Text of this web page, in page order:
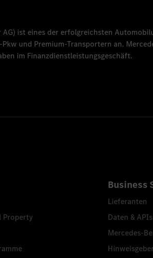
AG) ist eines der erfolgreichsten
und Premium-Transportern an.
im Finanzdienstleistungsgeschäft.
Property
Business
Lieferanten
Daten &
Mercedes-